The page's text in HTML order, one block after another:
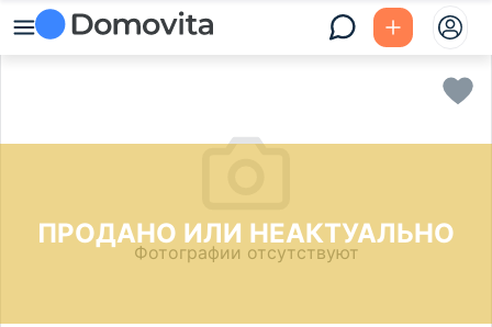
ПРОДАНО ИЛИ НЕАКТУАЛЬНО
Фотографии отсутствуют